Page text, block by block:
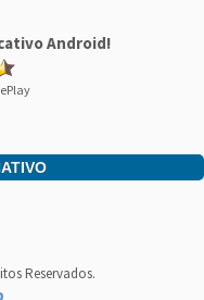
Android!
Reservados.